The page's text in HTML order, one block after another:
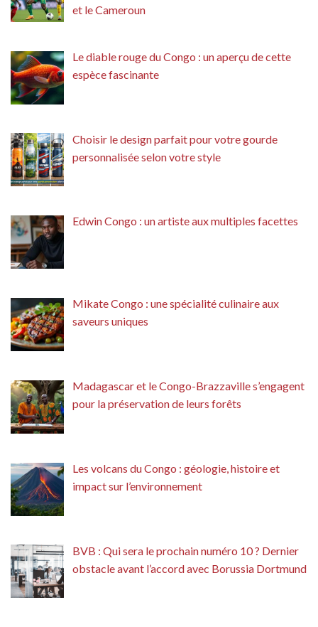
et le Cameroun
Le diable rouge du Congo : un aperçu de cette
espèce fascinante
Choisir le design parfait pour votre gourde
personnalisée selon votre style
Edwin Congo : un artiste aux multiples facettes
Mikate Congo : une spécialité culinaire aux
saveurs uniques
Madagascar et le Congo-Brazzaville s’engagent
pour la préservation de leurs forêts
Les volcans du Congo : géologie, histoire et
impact sur l’environnement
BVB : Qui sera le prochain numéro 10 ? Dernier
obstacle avant l’accord avec Borussia Dortmund